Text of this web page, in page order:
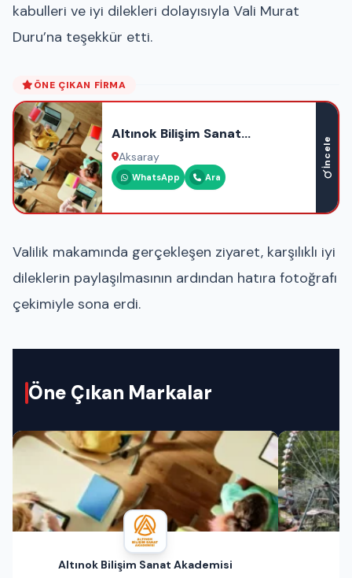
kabulleri ve iyi dilekleri dolayısıyla Vali Murat
Duru’na teşekkür etti.
ÖNE ÇIKAN FIRMA
Altınok Bilişim Sanat
Akademisi
Aksaray
WhatsApp Ara
İncele
Valilik makamında gerçekleşen ziyaret, karşılıklı iyi
dileklerin paylaşılmasının ardından hatıra fotoğrafı
çekimiyle sona erdi.
Öne Çıkan Markalar
Altınok Bilişim Sanat Akademisi